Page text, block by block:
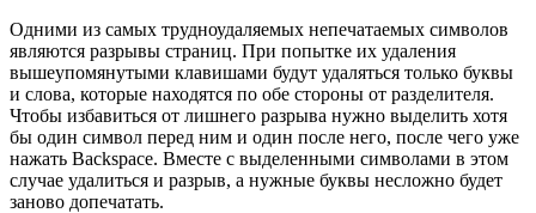
Одними из самых трудноудаляемых непечатаемых символов
являются разрывы страниц. При попытке их удаления
вышеупомянутыми клавишами будут удаляться только буквы
и слова, которые находятся по обе стороны от разделителя.
Чтобы избавиться от лишнего разрыва нужно выделить хотя
бы один символ перед ним и один после него, после чего уже
нажать Backspace. Вместе с выделенными символами в этом
случае удалиться и разрыв, а нужные буквы несложно будет
заново допечатать.